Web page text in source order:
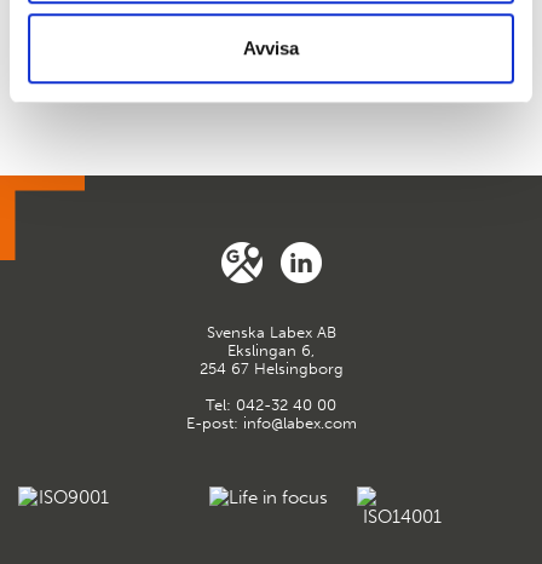
Avvisa
Svenska Labex AB
Ekslingan 6,
254 67 Helsingborg
Tel: 042-32 40 00
E-post: info@labex.com